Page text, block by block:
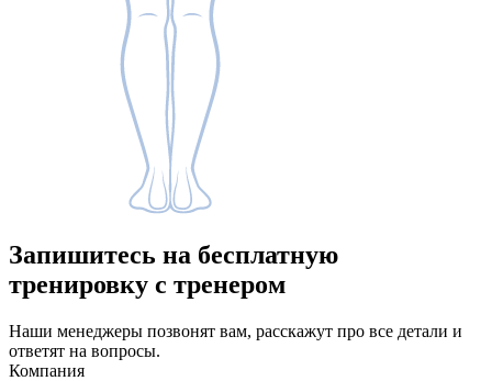
Запишитесь на бесплатную
тренировку с тренером
Наши менеджеры позвонят вам, расскажут про все детали и
ответят на вопросы.
Компания